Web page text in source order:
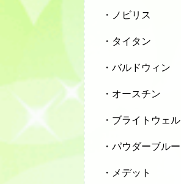
・ノビリス
・タイタン
・バルドウィン
・オースチン
・ブライトウェル
・パウダーブルー
・メデット